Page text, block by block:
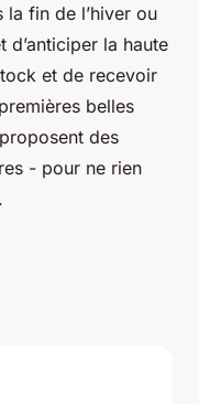
la fin de l’hiver ou
la haute
et de recevoir
belles
des
- pour ne rien